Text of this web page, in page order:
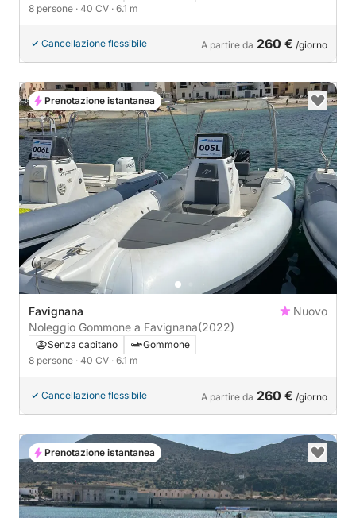
8 persone · 40 CV · 6.1 m
Cancellazione flessibile A partire da 260 € /giorno
Favignana
Nuovo
Noleggio Gommone a Favignana(2022)
Senza capitano
Gommone
8 persone · 40 CV · 6.1 m
Cancellazione flessibile A partire da 260 € /giorno
Prenotazione istantanea
Prenotazione istantanea